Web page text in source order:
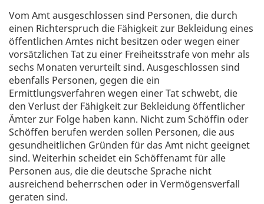
Vom Amt ausgeschlossen sind Personen, die durch
einen Richterspruch die Fähigkeit zur Bekleidung eines
öffentlichen Amtes nicht besitzen oder wegen einer
vorsätzlichen Tat zu einer Freiheitsstrafe von mehr als
sechs Monaten verurteilt sind. Ausgeschlossen sind
ebenfalls Personen, gegen die ein
Ermittlungsverfahren wegen einer Tat schwebt, die
den Verlust der Fähigkeit zur Bekleidung öffentlicher
Ämter zur Folge haben kann. Nicht zum Schöffin oder
Schöffen berufen werden sollen Personen, die aus
gesundheitlichen Gründen für das Amt nicht geeignet
sind. Weiterhin scheidet ein Schöffenamt für alle
Personen aus, die die deutsche Sprache nicht
ausreichend beherrschen oder in Vermögensverfall
geraten sind.